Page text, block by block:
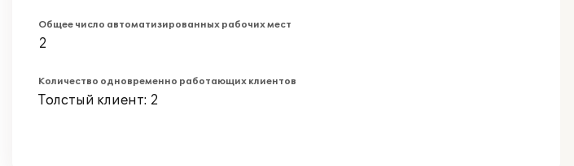
Общее число автоматизированных рабочих мест
2
Количество одновременно работающих клиентов
Толстый клиент: 2